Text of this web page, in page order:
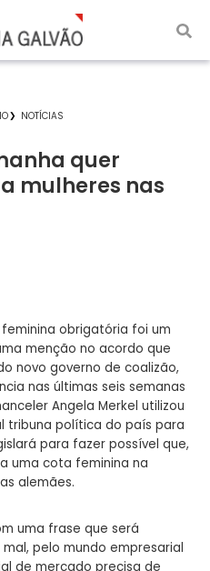
NOTÍCIAS
quer
mulheres nas
obrigatória foi um
menção no acordo que
novo governo de coalizão,
nas últimas seis semanas
Angela Merkel utilizou
tribuna política do país para
para fazer possível que,
uma cota feminina na
alemães.
uma frase que será
pelo mundo empresarial
de mercado precisa de